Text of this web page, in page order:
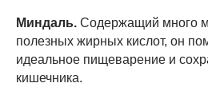
Миндаль. Содержащий много
полезных жирных кислот, он
идеальное пищеварение и
кишечника.